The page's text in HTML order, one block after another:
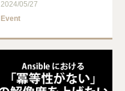
出展、 ･･･
2024/05/27
Event